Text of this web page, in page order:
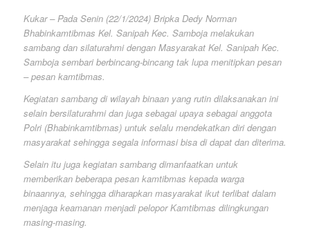
Kukar – Pada Senin (22/1/2024) Bripka Dedy Norman
Bhabinkamtibmas Kel. Sanipah Kec. Samboja melakukan
sambang dan silaturahmi dengan Masyarakat Kel. Sanipah Kec.
Samboja sembari berbincang-bincang tak lupa menitipkan pesan
– pesan kamtibmas.
Kegiatan sambang di wilayah binaan yang rutin dilaksanakan ini
selain bersilaturahmi dan juga sebagai upaya sebagai anggota
Polri (Bhabinkamtibmas) untuk selalu mendekatkan diri dengan
masyarakat sehingga segala informasi bisa di dapat dan diterima.
Selain itu juga kegiatan sambang dimanfaatkan untuk
memberikan beberapa pesan kamtibmas kepada warga
binaannya, sehingga diharapkan masyarakat ikut terlibat dalam
menjaga keamanan menjadi pelopor Kamtibmas dilingkungan
masing-masing.